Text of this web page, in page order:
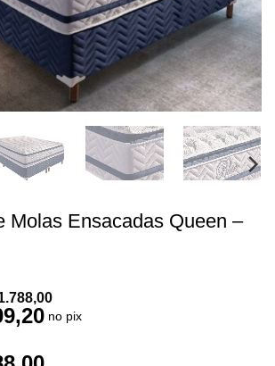
Molas Ensacadas Queen –
O
preço
atual
no pix